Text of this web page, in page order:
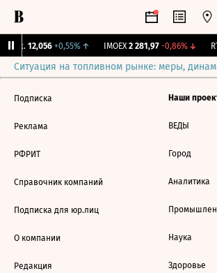
12,056 +0,55%↑ IMOEX 2 281,97 -0,86%↓
Ситуация на топливном рынке: меры,
Подписка
Реклама
РФРИТ
Справочник компаний
Подписка для юр.лиц
О компании
Редакция
Наши
ВЕДЫ
Город
Аналитика
Наука
Здоровье